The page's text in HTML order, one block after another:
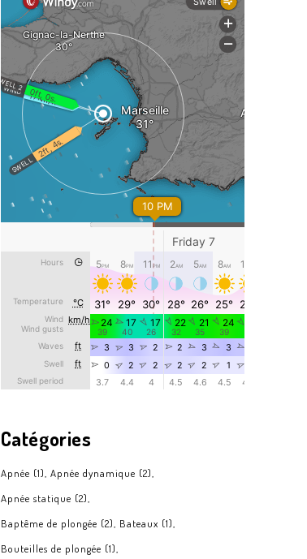
Catégories
Apnée (1) Apnée dynamique (2)
Apnée statique (2)
Baptême de plongée (2) Bateaux (1)
Bouteilles de plongée (1)